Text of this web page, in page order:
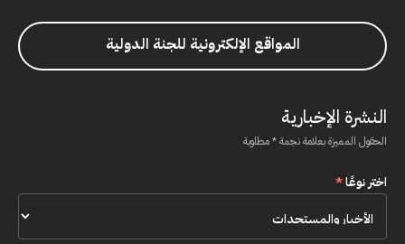
المواقع الإلكترونية للجنة الدولية
النشرة الإخبارية
الحقول المميزة بعلامة نجمة * مطلوبة
اختر نوعًا*